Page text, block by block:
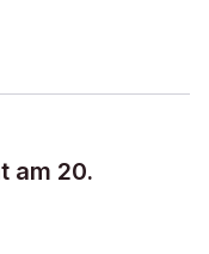
am 20.